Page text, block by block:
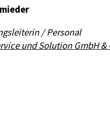
/ Personal
und Solution GmbH &